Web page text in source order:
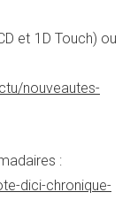
et 1D Touch) ou
nouveautes-
:
dici-chronique-